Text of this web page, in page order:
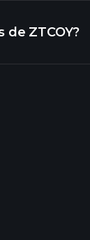
de ZTCOY?